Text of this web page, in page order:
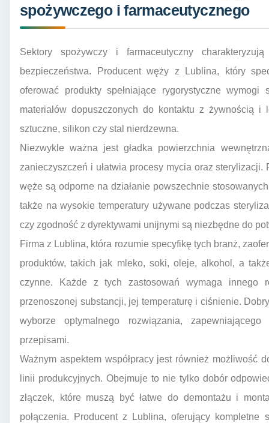
spożywczego i farmaceutycznego
Sektory spożywczy i farmaceutyczny
bezpieczeństwa. Producent węży z Lublina, który
oferować produkty spełniające rygorystyczne
materiałów dopuszczonych do kontaktu z żywnością
sztuczne, silikon czy stal nierdzewna.
Niezwykle ważna jest gładka powierzchnia
zanieczyszczeń i ułatwia procesy mycia oraz
węże są odporne na działanie powszechnie
także na wysokie temperatury używane podczas
czy zgodność z dyrektywami unijnymi są niezbędne do
Firma z Lublina, która rozumie specyfikę tych branż,
produktów, takich jak mleko, soki, oleje, alkohol, a
czynne. Każde z tych zastosowań wymaga innego
przenoszonej substancji, jej temperaturę i ciśnienie.
wyborze optymalnego rozwiązania,
przepisami.
Ważnym aspektem współpracy jest również możliwość
linii produkcyjnych. Obejmuje to nie tylko dobór
złączek, które muszą być łatwe do demontażu i
połączenia. Producent z Lublina, oferujący kompletne